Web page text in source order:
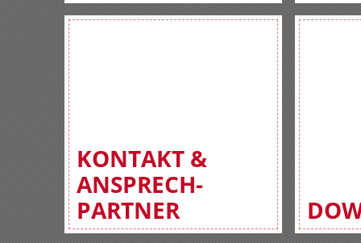
KONTAKT &
ANSPRECH-
PARTNER